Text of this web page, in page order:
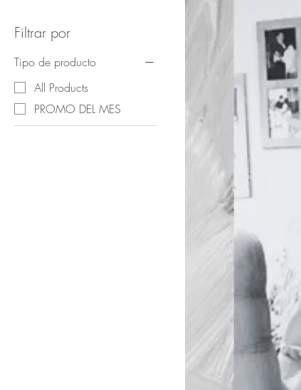
Filtrar por
Tipo de producto
All Products
PROMO DEL MES